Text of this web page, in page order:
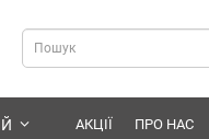
АКЦІЇ ПРО НАС